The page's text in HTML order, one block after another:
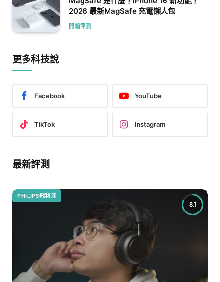
2026 最新MagSafe 充電懶人包
開箱評測
更多科技說
Facebook YouTube
TikTok Instagram
最新評測
8.1
PHILIPS飛利浦